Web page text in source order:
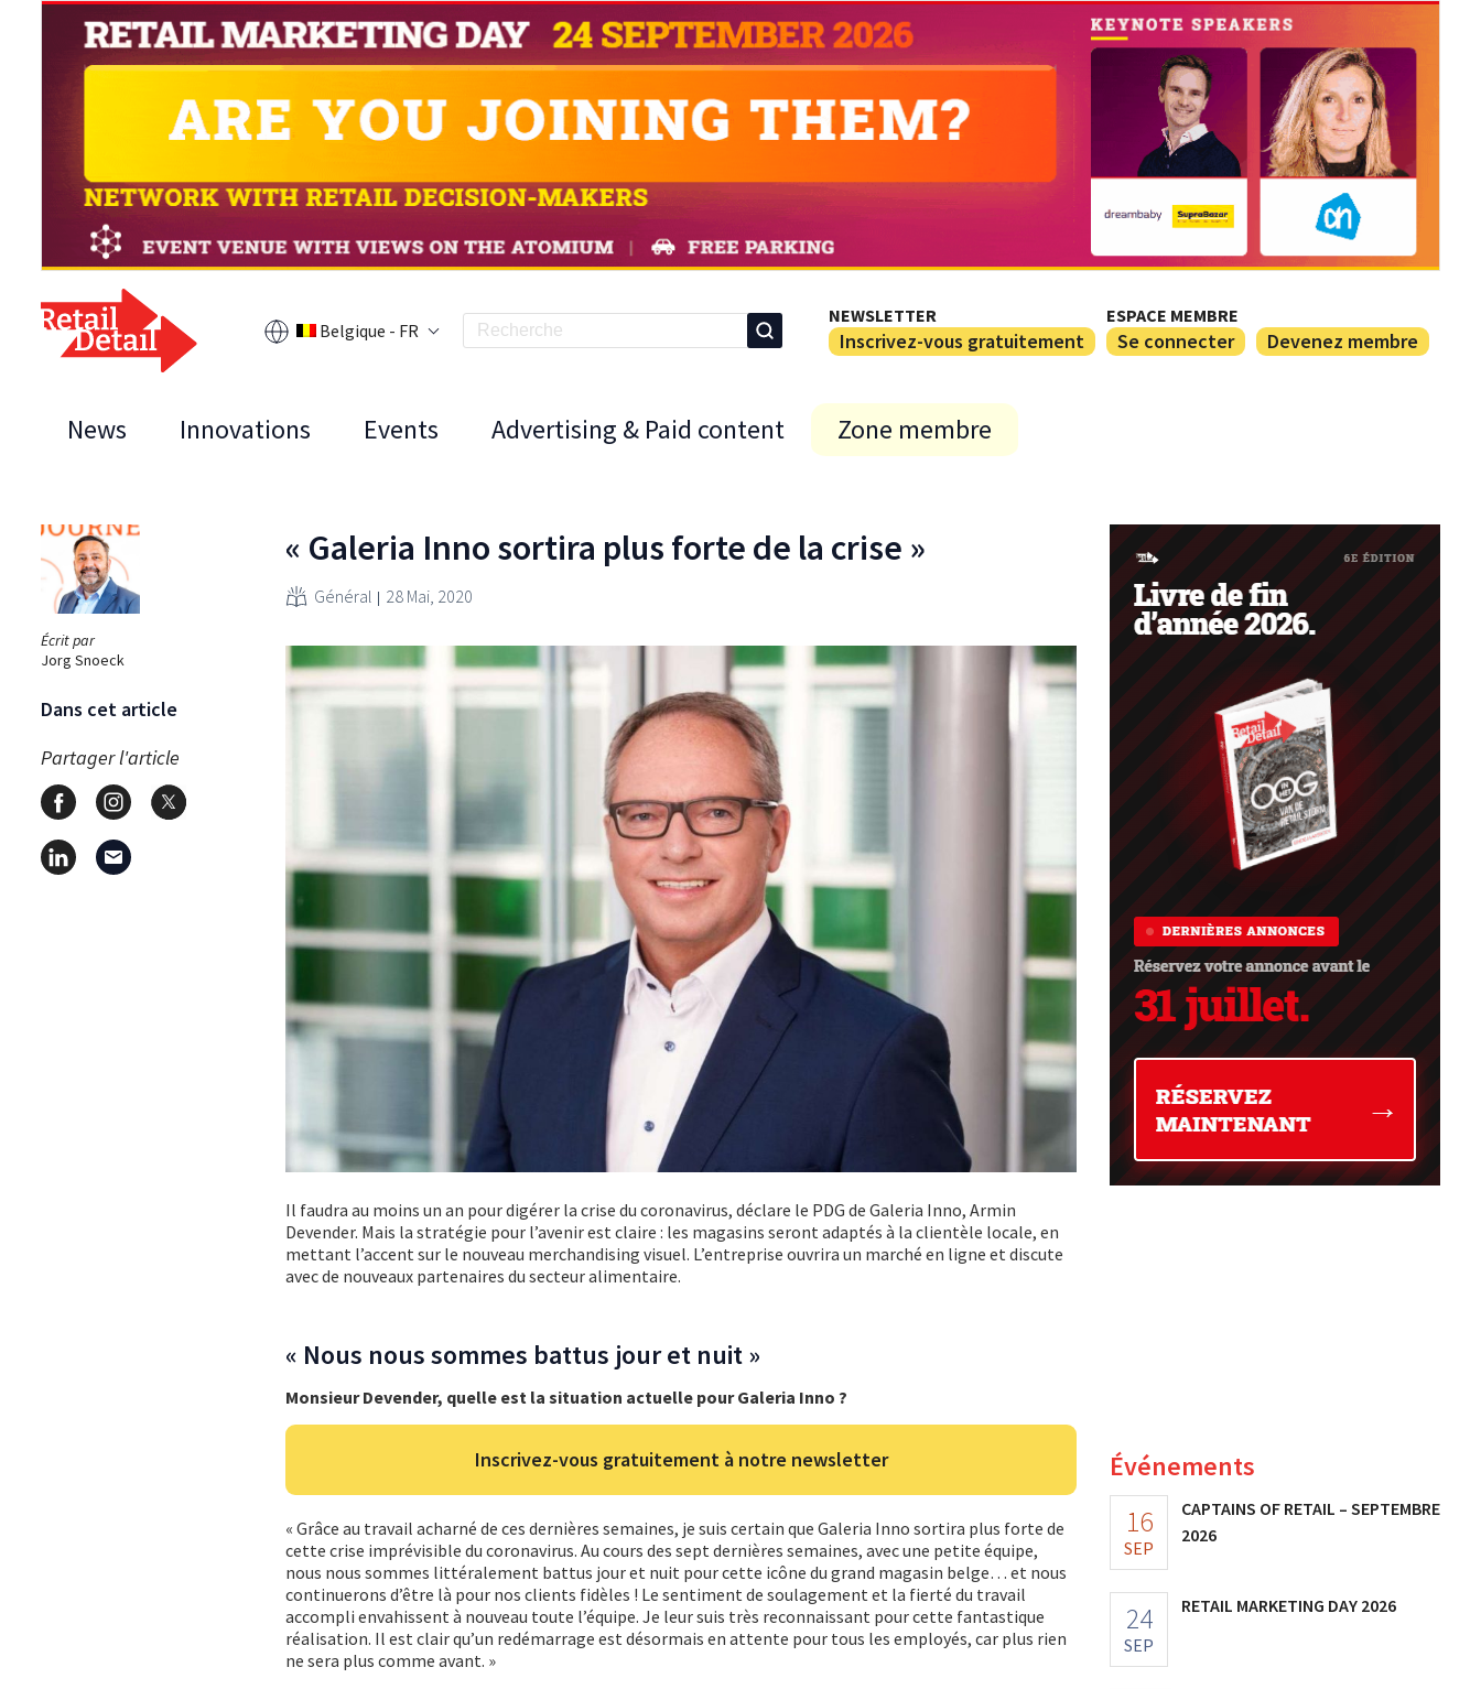
Belgique - FR
NEWSLETTER
Inscrivez-vous gratuitement
ESPACE MEMBRE
Se connecter Devenez membre
News Innovations Events Advertising & Paid content Zone membre
Écrit par
Jorg Snoeck
Dans cet article
Partager l'article
« Galeria Inno sortira plus forte de la crise »
Général 28 Mai, 2020
Il faudra au moins un an pour digérer la crise du coronavirus, déclare le PDG de Galeria Inno, Armin
Devender. Mais la stratégie pour l’avenir est claire : les magasins seront adaptés à la clientèle locale, en
mettant l’accent sur le nouveau merchandising visuel. L’entreprise ouvrira un marché en ligne et discute
avec de nouveaux partenaires du secteur alimentaire.
« Nous nous sommes battus jour et nuit »
Monsieur Devender, quelle est la situation actuelle pour Galeria Inno ?
Inscrivez-vous gratuitement à notre newsletter
« Grâce au travail acharné de ces dernières semaines, je suis certain que Galeria Inno sortira plus forte de
cette crise imprévisible du coronavirus. Au cours des sept dernières semaines, avec une petite équipe,
nous nous sommes littéralement battus jour et nuit pour cette icône du grand magasin belge… et nous
continuerons d’être là pour nos clients fidèles ! Le sentiment de soulagement et la fierté du travail
accompli envahissent à nouveau toute l’équipe. Je leur suis très reconnaissant pour cette fantastique
réalisation. Il est clair qu’un redémarrage est désormais en attente pour tous les employés, car plus rien
ne sera plus comme avant. »
Événements
16
SEP
CAPTAINS OF RETAIL – SEPTEMBRE
2026
24
SEP
RETAIL MARKETING DAY 2026